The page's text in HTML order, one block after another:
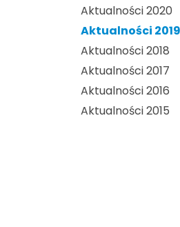
Aktualności 2020
Aktualności 2019
Aktualności 2018
Aktualności 2017
Aktualności 2016
Aktualności 2015